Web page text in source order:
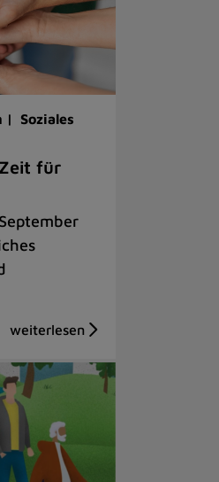
| Soziales
für